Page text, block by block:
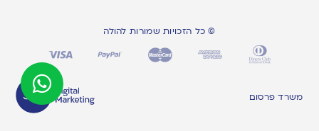
© כל הזכויות שמורות להולה
משרד פרסום